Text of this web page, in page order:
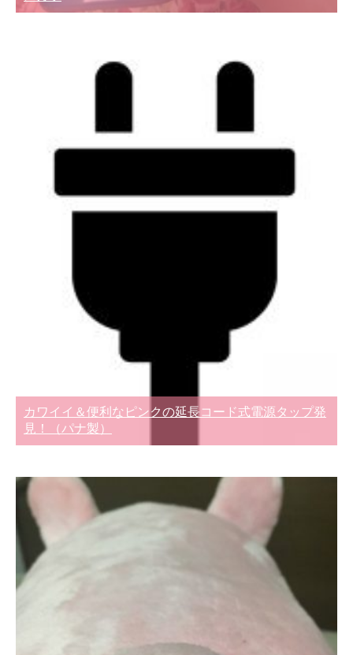
カワイイ＆便利なピンクの延長コード式電源タップ発
見！（パナ製）